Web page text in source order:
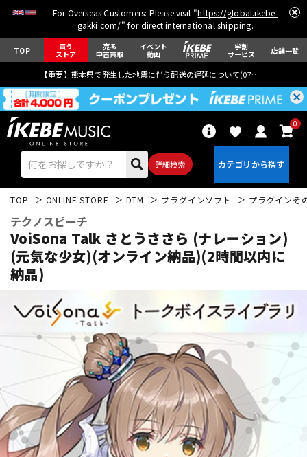
For Overseas Customers: Please visit "https://global.ikebe-
gakki.com/" for direct international shipping.
TOP 買う
ストア
売る
中古買取
イベント
動画
学割
サービス 店舗一覧
【重要】熊本県で発生した地震に伴う配送の遅延について(07月29日
詳細検索
0
ベース
ドラム パーカッション
キーボード 電子ピアノ
TOP ONLINE STORE DTM プラグインソフト プラグインそ
テクノスピーチ
VoiSona Talk さとうささら (ナレーション)
(元気な少女)(オンライン納品)(2時間以内に
納品)